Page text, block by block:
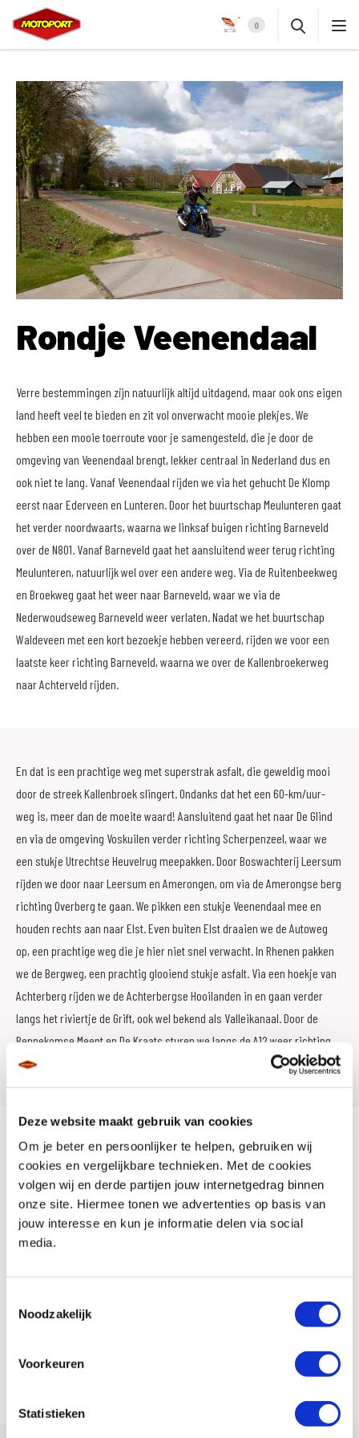
Deze website maakt gebruik van cookies
Om je beter en persoonlijker te helpen, gebruiken wij
cookies en vergelijkbare technieken. Met de cookies
volgen wij en derde partijen jouw internetgedrag binnen
onze site. Hiermee tonen we advertenties op basis van
jouw interesse en kun je informatie delen via social
media.
Noodzakelijk
Voorkeuren
Statistieken
0
Rondje Veenendaal
Verre bestemmingen zijn natuurlijk altijd uitdagend, maar ook ons eigen
land heeft veel te bieden en zit vol onverwacht mooie plekjes. We
hebben een mooie toerroute voor je samengesteld, die je door de
omgeving van Veenendaal brengt, lekker centraal in Nederland dus en
ook niet te lang. Vanaf Veenendaal rijden we via het gehucht De Klomp
eerst naar Ederveen en Lunteren. Door het buurtschap Meulunteren gaat
het verder noordwaarts, waarna we linksaf buigen richting Barneveld
over de N801. Vanaf Barneveld gaat het aansluitend weer terug richting
Meulunteren, natuurlijk wel over een andere weg. Via de Ruitenbeekweg
en Broekweg gaat het weer naar Barneveld, waar we via de
Nederwoudseweg Barneveld weer verlaten. Nadat we het buurtschap
Waldeveen met een kort bezoekje hebben vereerd, rijden we voor een
laatste keer richting Barneveld, waarna we over de Kallenbroekerweg
naar Achterveld rijden.
En dat is een prachtige weg met superstrak asfalt, die geweldig mooi
door de streek Kallenbroek slingert. Ondanks dat het een 60-km/uur-
weg is, meer dan de moeite waard! Aansluitend gaat het naar De Glind
en via de omgeving Voskuilen verder richting Scherpenzeel, waar we
een stukje Utrechtse Heuvelrug meepakken. Door Boswachterij Leersum
rijden we door naar Leersum en Amerongen, om via de Amerongse berg
richting Overberg te gaan. We pikken een stukje Veenendaal mee en
houden rechts aan naar Elst. Even buiten Elst draaien we de Autoweg
op, een prachtige weg die je hier niet snel verwacht. In Rhenen pakken
we de Bergweg, een prachtig glooiend stukje asfalt. Via een hoekje van
Achterberg rijden we de Achterbergse Hooilanden in en gaan verder
langs het riviertje de Grift, ook wel bekend als Valleikanaal. Door de
Bennekomse Meent en De Kraats sturen we langs de A12 weer richting
eindpunt Veenendaal. Veel stuurplezier alvast!
DOWNLOAD ROUTES
Download Rondje Veenendaal Garmin Track.gdb
Download Rondje Veenendaal Garmin.gdb
Download Rondje Veenendaal GPX Track.gpx (Rechter muisknop, opslaan
als)
Download Rondje Veenendaal GPX.gpx(Rechter muisknop, opslaan als)
Download Rondje Veenendaal TomTom.itn
(Rechter muisknop, opslaan